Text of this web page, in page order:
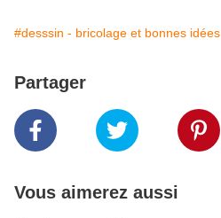
#desssin - bricolage et bonnes idées
Partager
Vous aimerez aussi